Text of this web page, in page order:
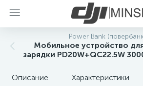
Power Bank
Мобильное устройство
зарядки PD20W+QC22.5W
Описание Характеристики